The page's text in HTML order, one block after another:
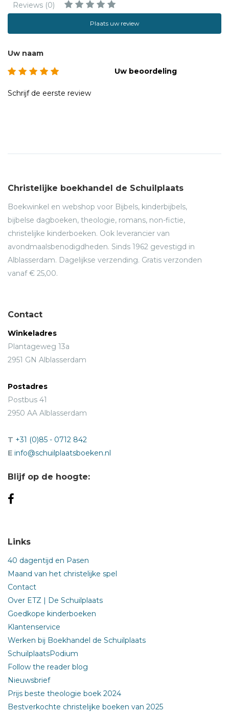
Reviews (0)
Plaats uw review
Uw naam
Uw beoordeling
Schrijf de eerste review
Christelijke boekhandel de Schuilplaats
Boekwinkel en webshop voor Bijbels, kinderbijbels,
bijbelse dagboeken, theologie, romans, non-fictie,
christelijke kinderboeken. Ook leverancier van
avondmaalsbenodigdheden. Sinds 1962 gevestigd in
Alblasserdam. Dagelijkse verzending. Gratis verzonden
vanaf € 25,00.
Contact
Winkeladres
Plantageweg 13a
2951 GN Alblasserdam
Postadres
Postbus 41
2950 AA Alblasserdam
T +31 (0)85 - 0712 842
E info@schuilplaatsboeken.nl
Blijf op de hoogte:
Links
40 dagentijd en Pasen
Maand van het christelijke spel
Contact
Over ETZ | De Schuilplaats
Goedkope kinderboeken
Klantenservice
Werken bij Boekhandel de Schuilplaats
SchuilplaatsPodium
Follow the reader blog
Nieuwsbrief
Prijs beste theologie boek 2024
Bestverkochte christelijke boeken van 2025